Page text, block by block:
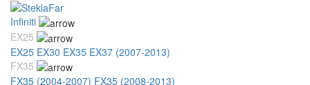
Infiniti
EX25
EX25 EX30 EX35 EX37 (2007-2013)
FX35
FX35 (2004-2007) FX35 (2008-2013)